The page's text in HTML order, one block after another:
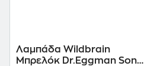
Λαμπάδα Wildbrain
Μπρελόκ Dr.Eggman Sonic